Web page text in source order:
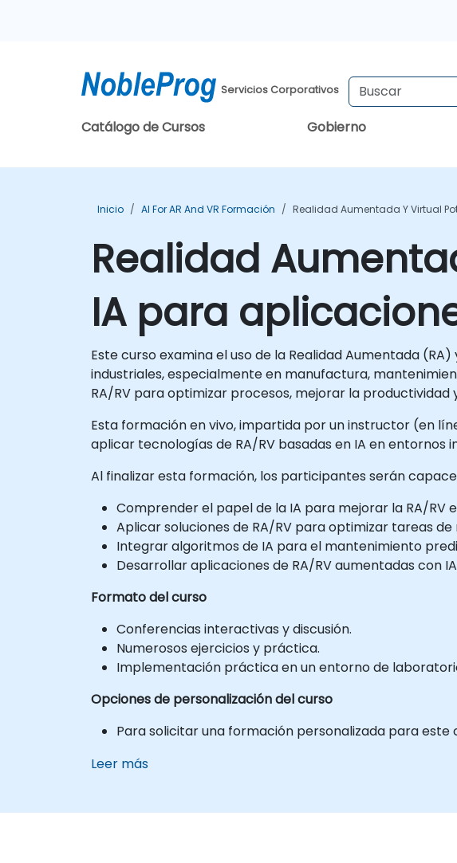
Servicios Corporativos
Catálogo de Cursos Gobierno
Inicio AI For AR And VR Formación Realidad Aumentada Y Virtual
Realidad
IA para
Este curso examina el uso de la Realidad Aumentada
industriales, especialmente en manufactura,
RA/RV para optimizar procesos, mejorar la
Esta formación en vivo, impartida por un instructor (en
aplicar tecnologías de RA/RV basadas en IA en entornos
Al finalizar esta formación, los participantes serán
Comprender el papel de la IA para mejorar la RA/RV
Aplicar soluciones de RA/RV para optimizar tareas
Integrar algoritmos de IA para el mantenimiento
Desarrollar aplicaciones de RA/RV aumentadas con
Formato del curso
Conferencias interactivas y discusión.
Numerosos ejercicios y práctica.
Implementación práctica en un entorno de
Opciones de personalización del curso
Para solicitar una formación personalizada para
Leer más